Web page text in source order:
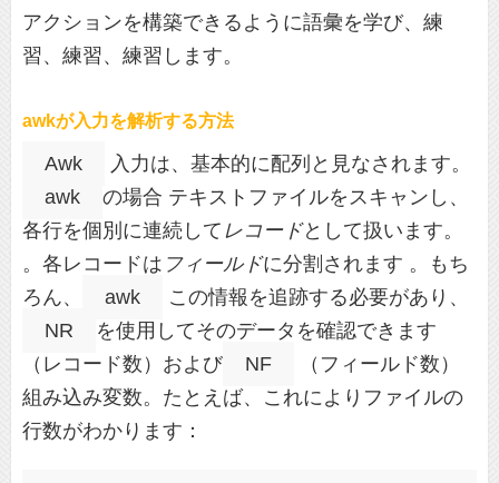
アクションを構築できるように語彙を学び、練
習、練習、練習します。
awkが入力を解析する方法
Awk
入力は、基本的に配列と見なされます。
awk
の場合 テキストファイルをスキャンし、
各行を個別に連続して レコードとして扱います。
。各レコードは フィールドに分割されます 。もち
ろん、
awk
この情報を追跡する必要があり、
NR
を使用してそのデータを確認できます
（レコード数）および
NF
（フィールド数）
組み込み変数。たとえば、これによりファイルの
行数がわかります：